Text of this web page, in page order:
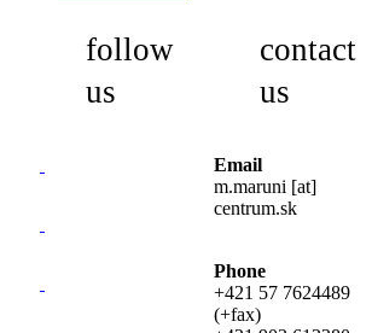
follow
us
contact
us
Email
m.maruni [at]
centrum.sk
Phone
+421 57 7624489
(+fax)